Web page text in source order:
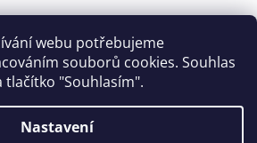
webu potřebujeme
souborů cookies. Souhlas
"Souhlasím".
Nastavení
vyberovekoupelny/